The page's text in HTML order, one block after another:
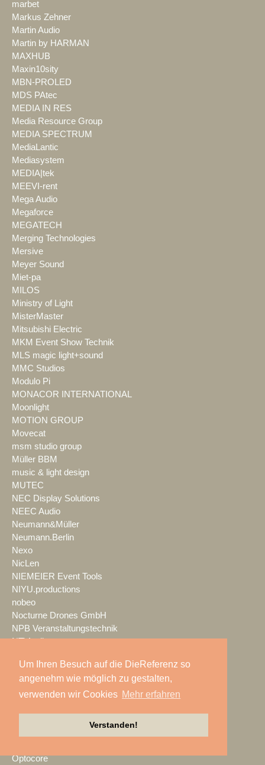
Um Ihren Besuch auf die DieReferenz so
angenehm wie möglich zu gestalten,
verwenden wir Cookies Mehr erfahren
Verstanden!
marbet
Markus Zehner
Martin Audio
Martin by HARMAN
MAXHUB
Maxin10sity
MBN-PROLED
MDS PAtec
MEDIA IN RES
Media Resource Group
MEDIA SPECTRUM
MediaLantic
Mediasystem
MEDIA|tek
MEEVI-rent
Mega Audio
Megaforce
MEGATECH
Merging Technologies
Mersive
Meyer Sound
Miet-pa
MILOS
Ministry of Light
MisterMaster
Mitsubishi Electric
MKM Event Show Technik
MLS magic light+sound
MMC Studios
Modulo Pi
MONACOR INTERNATIONAL
Moonlight
MOTION GROUP
Movecat
msm studio group
Müller BBM
music & light design
MUTEC
NEC Display Solutions
NEEC Audio
Neumann&Müller
Neumann.Berlin
Nexo
NicLen
NIEMEIER Event Tools
NIYU.productions
nobeo
Nocturne Drones GmbH
NPB Veranstaltungstechnik
NTi Audio
Oblong Industries
Octopus
Oehlbach Kabel
Optocore